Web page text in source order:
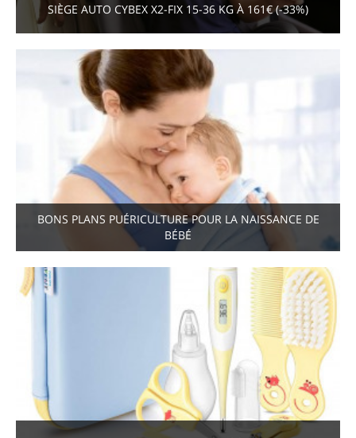
SIÈGE AUTO CYBEX X2-FIX 15-36 KG À 161€ (-33%)
BONS PLANS PUÉRICULTURE POUR LA NAISSANCE DE
BÉBÉ